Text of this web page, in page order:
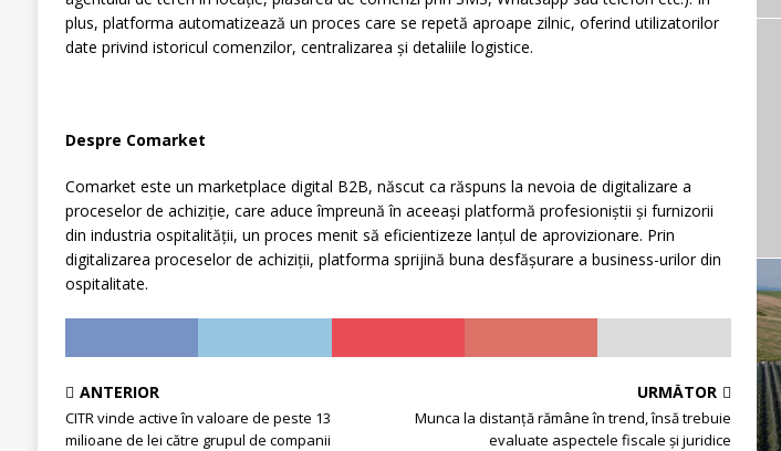
plus, platforma automatizează un proces care se repetă aproape zilnic, oferind utilizatorilor
date privind istoricul comenzilor, centralizarea și detaliile logistice.
Despre Comarket
Comarket este un marketplace digital B2B, născut ca răspuns la nevoia de digitalizare a
proceselor de achiziție, care aduce împreună în aceeași platformă profesioniștii și furnizorii
din industria ospitalității, un proces menit să eficientizeze lanțul de aprovizionare. Prin
digitalizarea proceselor de achiziții, platforma sprijină buna desfășurare a business-urilor din
ospitalitate.
ANTERIOR
CITR vinde active în valoare de peste 13
milioane de lei către grupul de companii
URMĂTOR
Munca la distanță rămâne în trend, însă trebuie
evaluate aspectele fiscale și juridice